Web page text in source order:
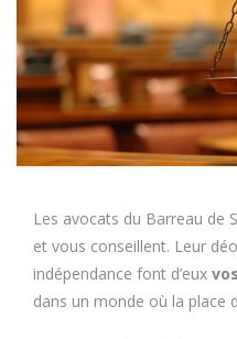
Les avocats du Barreau de
et vous conseillent. Leur
indépendance font d’eux
dans un monde où la place